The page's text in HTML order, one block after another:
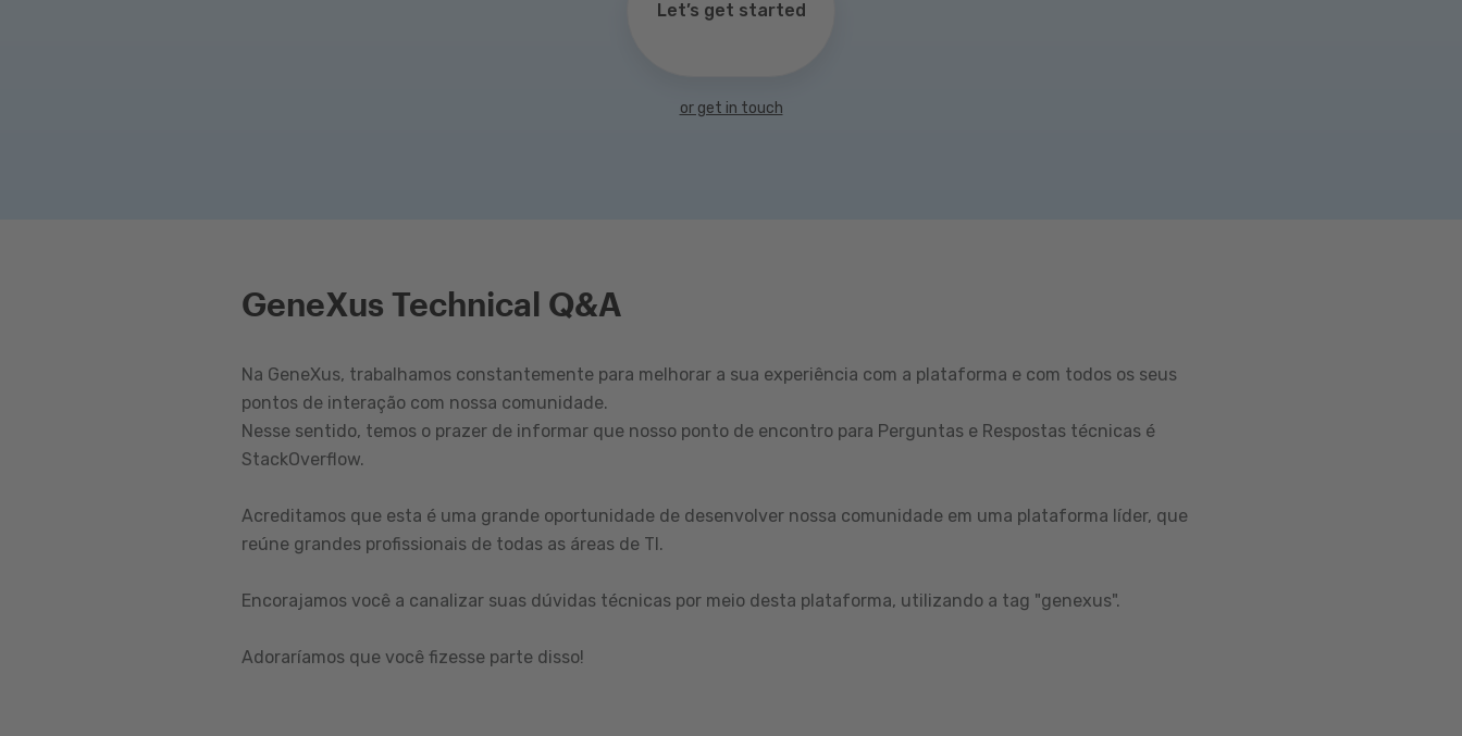
Let’s get started
or get in touch
GeneXus Technical Q&A
Na GeneXus, trabalhamos constantemente para melhorar a sua experiência com a plataforma e com todos os seus
pontos de interação com nossa comunidade.
Nesse sentido, temos o prazer de informar que nosso ponto de encontro para Perguntas e Respostas técnicas é
StackOverflow.
Acreditamos que esta é uma grande oportunidade de desenvolver nossa comunidade em uma plataforma líder, que
reúne grandes profissionais de todas as áreas de TI.
Encorajamos você a canalizar suas dúvidas técnicas por meio desta plataforma, utilizando a tag "genexus".
Adoraríamos que você fizesse parte disso!